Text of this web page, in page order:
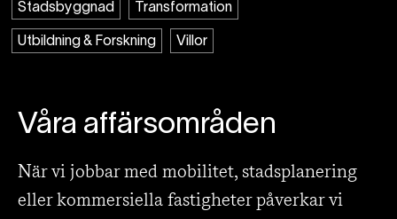
Stadsbyggnad Transformation
Utbildning & Forskning Villor
Våra affärsområden
När vi jobbar med mobilitet, stadsplanering
eller kommersiella fastigheter påverkar vi